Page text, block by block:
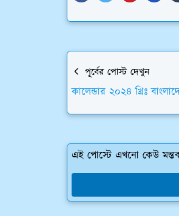
পূর্বের পোস্ট দেখুন
কালেন্ডার ২০২৪ খ্রিঃ
এই পোস্টে এখনো কেউ